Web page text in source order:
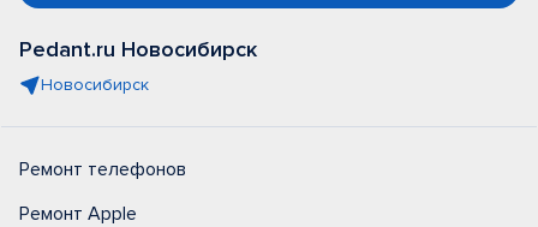
Pedant.ru Новосибирск
Новосибирск
Ремонт телефонов
Ремонт Apple